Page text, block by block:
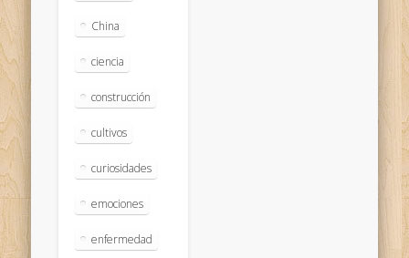
China
ciencia
construcción
cultivos
curiosidades
emociones
enfermedad